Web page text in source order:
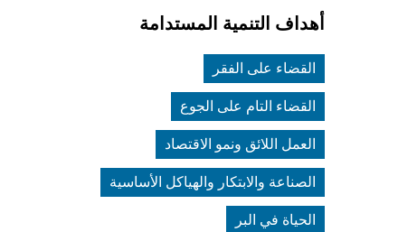
أهداف التنمية المستدامة
القضاء على الفقر
القضاء التام على الجوع
العمل اللائق ونمو الاقتصاد
الصناعة والابتكار والهياكل الأساسية
الحياة في البر